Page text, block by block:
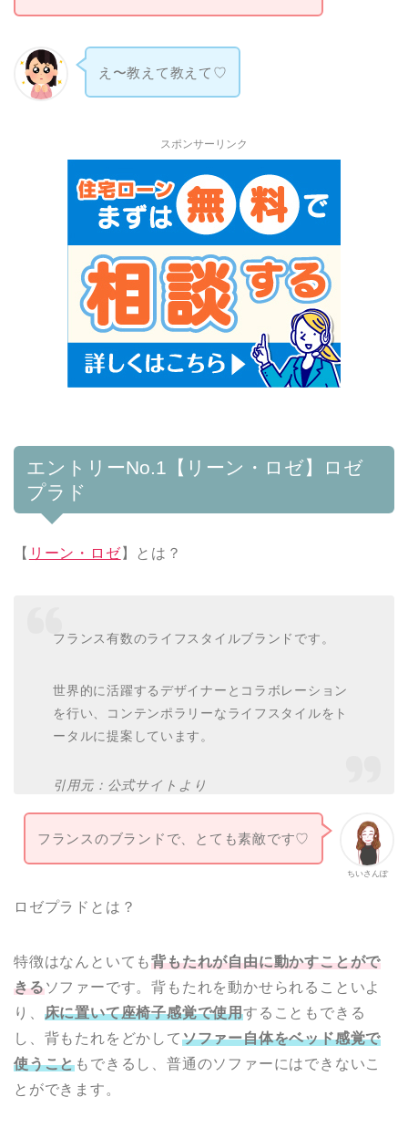
え〜教えて教えて♡
スポンサーリンク
エントリーNo.1【リーン・ロゼ】ロゼ
プラド
【 リーン・ロゼ】とは？
フランス有数のライフスタイルブランドです。
世界的に活躍するデザイナーとコラボレーション
を行い、コンテンポラリーなライフスタイルをト
ータルに提案しています。
引用元：公式サイトより
ちいさんぽ
フランスのブランドで、とても素敵です♡
ロゼプラドとは？
特徴はなんといても背もたれが自由に動かすことがで
きるソファーです。背もたれを動かせられることいよ
り、 床に置いて座椅子感覚で使用することもできる
し、背もたれをどかしてソファー自体をベッド感覚で
使うこともできるし、普通のソファーにはできないこ
とができます。